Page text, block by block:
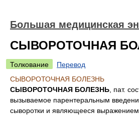
Большая медицинская
СЫВОРОТОЧНАЯ
Толкование
Перевод
СЫВОРОТОЧНАЯ БОЛЕЗНЬ
СЫВОРОТОЧНАЯ БОЛЕЗНЬ , пат.
вызываемое парентеральным
сыворотки и являющееся выражением